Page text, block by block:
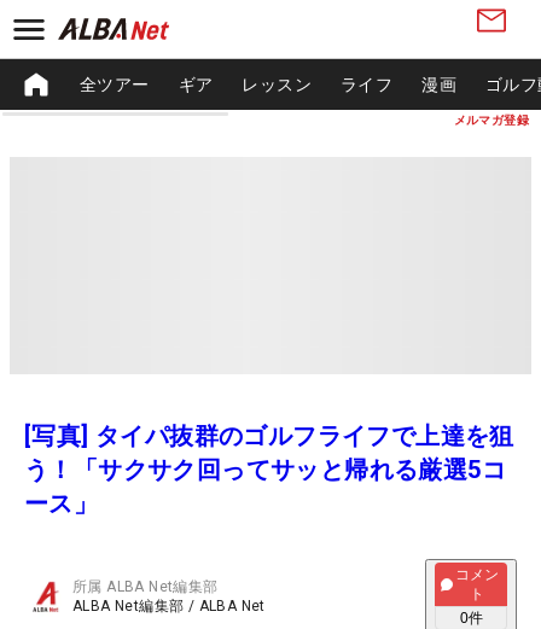
メルマガ登録
全ツアー ギア レッスン ライフ 漫画 ゴル
[写真] タイパ抜群のゴルフライフで上達を狙
う！「サクサク回ってサッと帰れる厳選5コ
ース」
所属ALBA Net編集部
ALBA Net編集部 / ALBA Net
コメン
ト
0件